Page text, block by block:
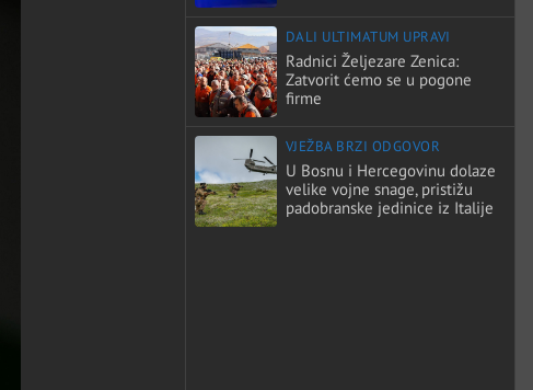
DALI ULTIMATUM UPRAVI
Radnici Željezare Zenica:
Zatvorit ćemo se u pogone
firme
VJEŽBA BRZI ODGOVOR
U Bosnu i Hercegovinu dolaze
velike vojne snage, pristižu
padobranske jedinice iz Italije